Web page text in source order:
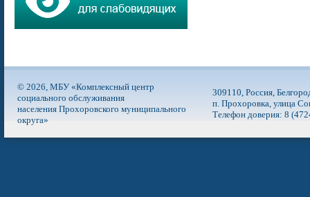
© 2026, МБУ «Комплексный центр
социального обслуживания
населения Прохоровского муниципального
округа»
309110, Россия,
п. Прохоровка, улица
Телефон доверия: 8